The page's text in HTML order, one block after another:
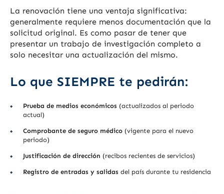
La renovación tiene una ventaja significativa:
generalmente requiere menos documentación que la
solicitud original. Es como pasar de tener que
presentar un trabajo de investigación completo a
solo necesitar una actualización del mismo.
Lo que SIEMPRE te pedirán:
Prueba de medios económicos (actualizados al periodo
actual)
Comprobante de seguro médico (vigente para el nuevo
periodo)
Justificación de dirección (recibos recientes de servicios)
Registro de entradas y salidas del país durante tu residencia